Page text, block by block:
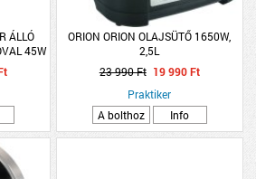
ÁLLÓ
45W
ORION ORION OLAJSÜTŐ 1650W,
2,5L
23 990 Ft 19 990 Ft
Praktiker
A bolthoz
Info